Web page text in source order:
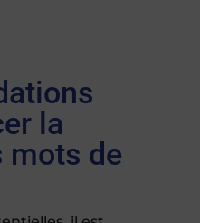
la
mots de